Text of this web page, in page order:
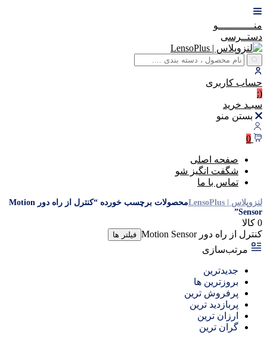
منــــــــــــو
دستــرسی
حساب کاربری
(:
سبـد خرید
بستن منو
0
صفحه اصلی
شگفت انگیز شو
تماس با ما
لنزوپلاس | LensoPlus
محصولات برچسب خورده “کنترل از راه دور Motion
Sensor”
0 کالا
کنترل از راه دور Motion Sensor
فیلتر ها
مرتب‌سازی
جدیدترین
بروزترین ها
پرفروش ترین
پربازدید ترین
ارزان ترین
گران ترین